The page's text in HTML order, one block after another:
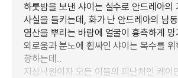
하룻밤을 보낸 샤이는 실수로 안드레아의
사실을 들키는데, 화가 난 안드레아의 남
염산을 뿌리는 바람에 얼굴이 흉측하게
외로움과 분노에 휩싸인 샤이는 복수를
향하는데..
지상낙원이자 모든 이들의 피난처인 케이